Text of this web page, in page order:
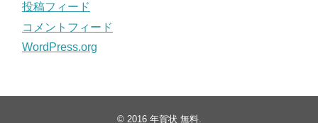
投稿フィード
コメントフィード
WordPress.org
© 2016 年賀状 無料.